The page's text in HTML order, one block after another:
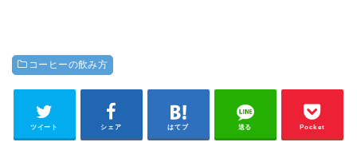
コーヒーの飲み方
ツイート シェア はてブ 送る Pocket